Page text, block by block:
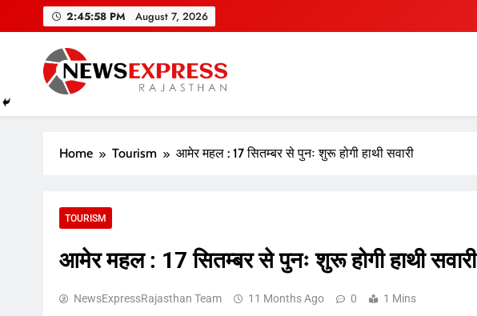
2:45:59 PM August 7, 2026
Home Tourism आमेर महल : 17 सितम्बर से पुनः शुरू होगी हाथी सवारी
TOURISM
आमेर महल : 17 सितम्बर से पुनः शुरू होगी हाथी सवारी
NewsExpressRajasthan Team 11 Months Ago 0 1 Mins